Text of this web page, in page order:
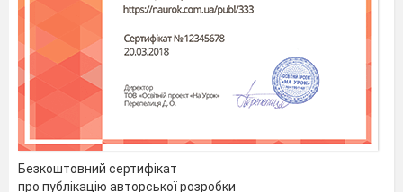
Безкоштовний сертифікат
про публікацію авторської розробки